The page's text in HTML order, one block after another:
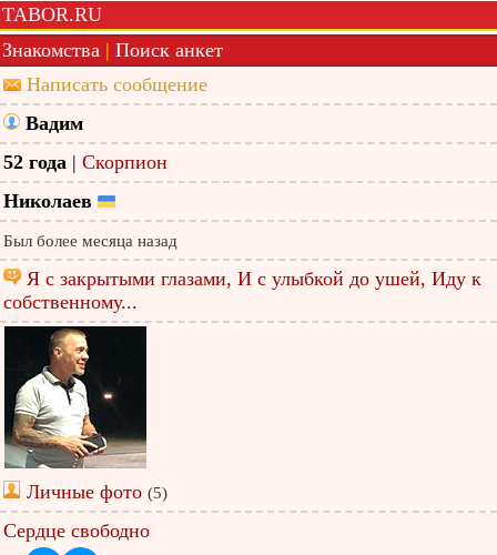
TABOR.RU
Знакомства | Поиск анкет
Написать сообщение
Вадим
52 года | Скорпион
Николаев
Был более месяца назад
Я с закрытыми глазами, И с улыбкой до ушей, Иду к
собственному...
Личные фото (5)
Сердце свободно